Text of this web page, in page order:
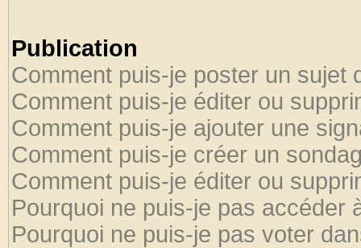
Publication
Comment puis-je poster un sujet
Comment puis-je éditer ou
Comment puis-je ajouter une
Comment puis-je créer un
Comment puis-je éditer ou
Pourquoi ne puis-je pas accéder
Pourquoi ne puis-je pas voter